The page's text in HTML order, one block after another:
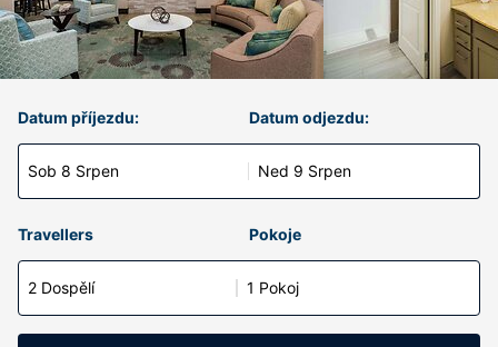
Datum příjezdu:
Sob 8 Srpen
Datum odjezdu:
Ned 9 Srpen
Travellers Pokoje
2 Dospělí 1 Pokoj